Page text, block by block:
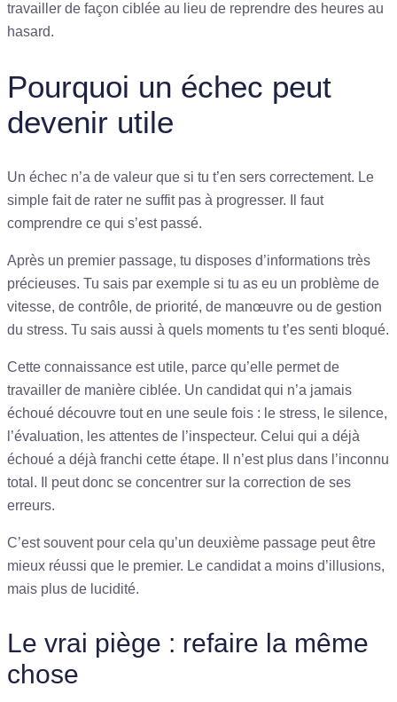
travailler de façon ciblée au lieu de reprendre des heures au
hasard.
Pourquoi un échec peut
devenir utile
Un échec n’a de valeur que si tu t’en sers correctement. Le
simple fait de rater ne suffit pas à progresser. Il faut
comprendre ce qui s’est passé.
Après un premier passage, tu disposes d’informations très
précieuses. Tu sais par exemple si tu as eu un problème de
vitesse, de contrôle, de priorité, de manœuvre ou de gestion
du stress. Tu sais aussi à quels moments tu t’es senti bloqué.
Cette connaissance est utile, parce qu’elle permet de
travailler de manière ciblée. Un candidat qui n’a jamais
échoué découvre tout en une seule fois : le stress, le silence,
l’évaluation, les attentes de l’inspecteur. Celui qui a déjà
échoué a déjà franchi cette étape. Il n’est plus dans l’inconnu
total. Il peut donc se concentrer sur la correction de ses
erreurs.
C’est souvent pour cela qu’un deuxième passage peut être
mieux réussi que le premier. Le candidat a moins d’illusions,
mais plus de lucidité.
Le vrai piège : refaire la même
chose